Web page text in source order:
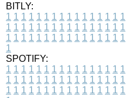
BITLY:
1 1 1 1 1 1 1 1 1 1 1 1 1 1 1 1
1 1 1 1 1 1 1 1 1 1 1 1 1 1 1 1
1 1 1 1 1 1 1 1 1 1 1 1 1 1 1 1
1
SPOTIFY:
1 1 1 1 1 1 1 1 1 1 1 1 1 1 1 1
1 1 1 1 1 1 1 1 1 1 1 1 1 1 1 1
1 1 1 1 1 1 1 1 1 1 1 1 1 1 1 1